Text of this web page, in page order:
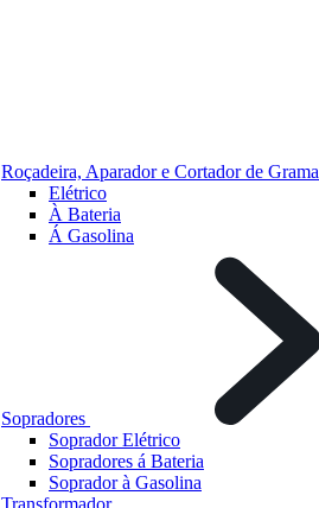
Roçadeira, Aparador e Cortador de Grama
Elétrico
À Bateria
Á Gasolina
Sopradores
Soprador Elétrico
Sopradores á Bateria
Soprador à Gasolina
Transformador